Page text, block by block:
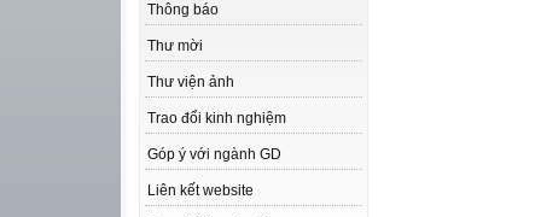
Thông báo
Thư mời
Thư viện ảnh
Trao đổi kinh nghiệm
Góp ý với ngành GD
Liên kết website